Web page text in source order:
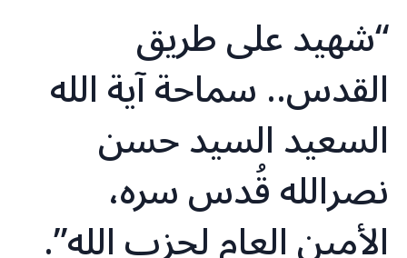
“شهيد على طريق
القدس.. سماحة آية الله
السعيد السيد حسن
نصرالله قُدس سره،